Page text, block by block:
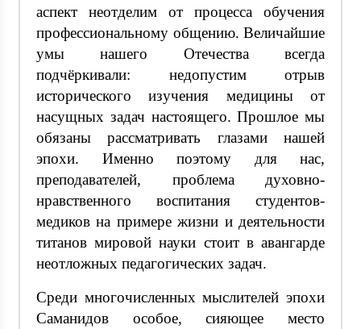
аспект неотделим от процесса обучения
профессиональному общению. Величайшие
умы нашего Отечества всегда
подчёркивали: недопустим отрыв
исторического изучения медицины от
насущных задач настоящего. Прошлое мы
обязаны рассматривать глазами нашей
эпохи. Именно поэтому для нас,
преподавателей, проблема духовно-
нравственного воспитания студентов-
медиков на примере жизни и деятельности
титанов мировой науки стоит в авангарде
неотложных педагогических задач.
Среди многочисленных мыслителей эпохи
Саманидов особое, сияющее место